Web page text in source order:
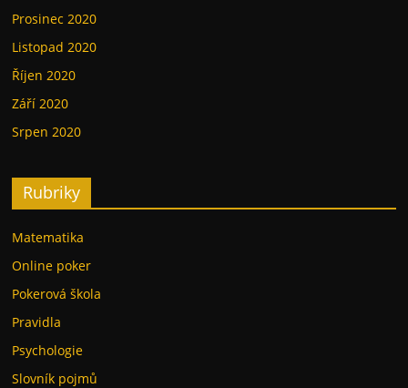
Prosinec 2020
Listopad 2020
Říjen 2020
Září 2020
Srpen 2020
Rubriky
Matematika
Online poker
Pokerová škola
Pravidla
Psychologie
Slovník pojmů